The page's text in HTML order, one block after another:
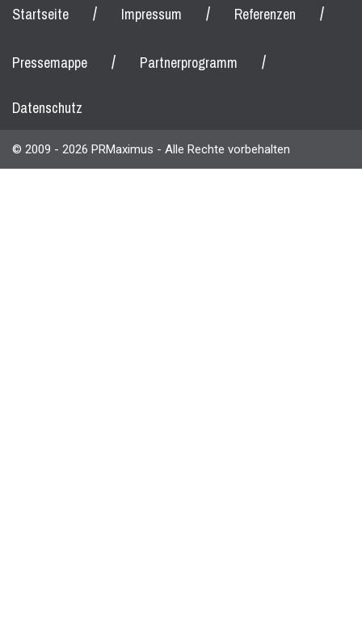
Startseite / Impressum / Referenzen /
Pressemappe / Partnerprogramm /
Datenschutz
© 2009 - 2026 PRMaximus - Alle Rechte vorbehalten